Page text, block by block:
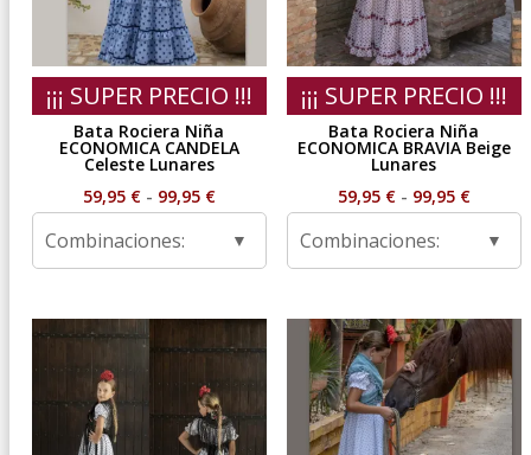
¡¡¡ SUPER PRECIO !!!
Bata Rociera Niña
ECONOMICA CANDELA
Celeste Lunares
59,95 € - 99,95 €Rango
59,95 €
hasta
99,95 €
Combinaciones:
¡¡¡ SUPER PRECIO !!!
Bata Rociera Niña
ECONOMICA BRAVIA Beige
Lunares
59,95 € - 99,95 €Rango
59,95 €
99,95 €
Combinaciones: